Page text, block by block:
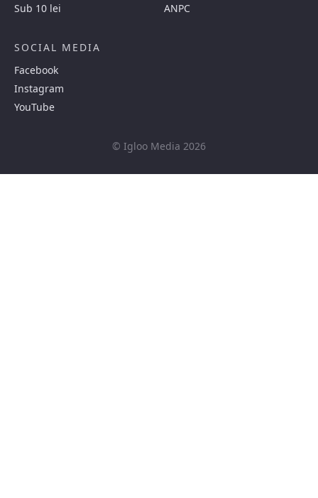
Sub 10 lei
ANPC
SOCIAL MEDIA
Facebook
Instagram
YouTube
© Igloo Media 2026